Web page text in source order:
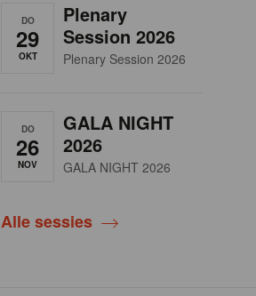
DO
29
OKT
Plenary
Session 2026
Plenary Session 2026
DO
26
NOV
GALA NIGHT
2026
GALA NIGHT 2026
Alle sessies